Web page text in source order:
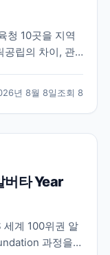
청 10곳을 지역
공립의 차이, 관
년 8월 8일조회 8
버타 Year
세계 100위권 알
과정을